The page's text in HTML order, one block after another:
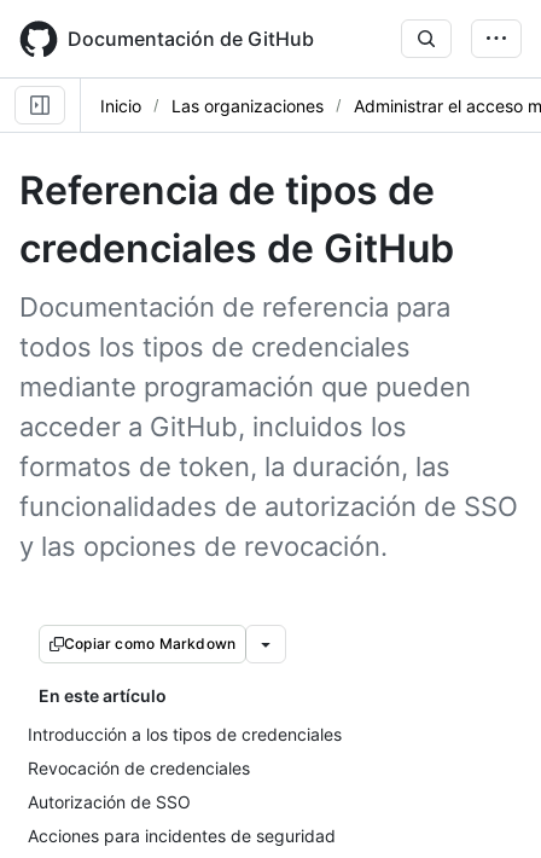
main
content
Documentación de GitHub
Inicio Las organizaciones Administrar el acceso
Referencia de tipos de
credenciales de GitHub
Documentación de referencia para
todos los tipos de credenciales
mediante programación que pueden
acceder a GitHub, incluidos los
formatos de token, la duración, las
funcionalidades de autorización de SSO
y las opciones de revocación.
Copiar como Markdown
En este artículo
Introducción a los tipos de credenciales
Revocación de credenciales
Autorización de SSO
Acciones para incidentes de seguridad